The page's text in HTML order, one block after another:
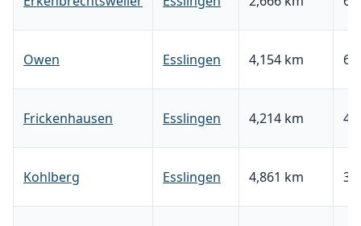
Owen Esslingen 4,154 km
Frickenhausen Esslingen 4,214 km
Kohlberg Esslingen 4,861 km